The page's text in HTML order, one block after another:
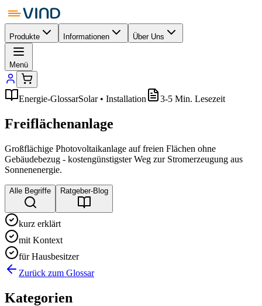
Produkte Informationen Über Uns
Menü
Energie-GlossarSolar • Installation 3-5 Min. Lesezeit
Freiflächenanlage
Großflächige Photovoltaikanlage auf freien Flächen ohne
Gebäudebezug - kostengünstigster Weg zur Stromerzeugung aus
Sonnenenergie.
Alle Begriffe Ratgeber-Blog
kurz erklärt
mit Kontext
für Hausbesitzer
Zurück zum Glossar
Kategorien